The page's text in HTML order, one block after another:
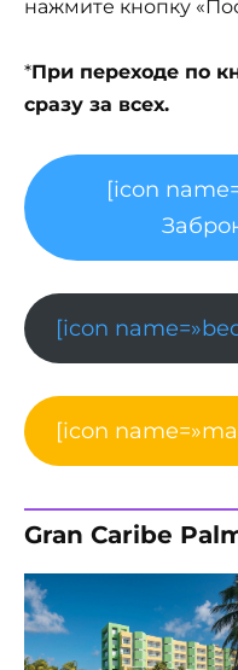
нажмите кнопку
*При переходе по
сразу за всех.
[icon
[icon
[icon
Gran Caribe